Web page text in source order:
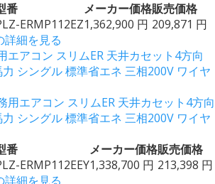
番 メーカー価格販売価格
ERMP112EZ1,362,900 円 209,871 円
詳細を見る
エアコン スリムER 天井カセット4方向
シングル 標準省エネ 三相200V ワイヤ
番 メーカー価格販売価格
ERMP112EEY1,338,700 円 213,398 円
詳細を見る